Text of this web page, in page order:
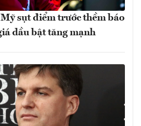
sụt điểm trước thềm báo
dầu bật tăng mạnh